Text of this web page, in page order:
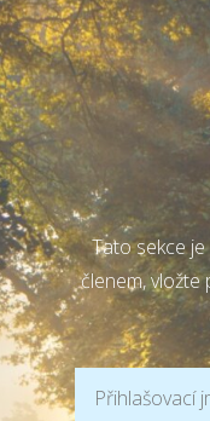
Tato sekce
členem, vložte